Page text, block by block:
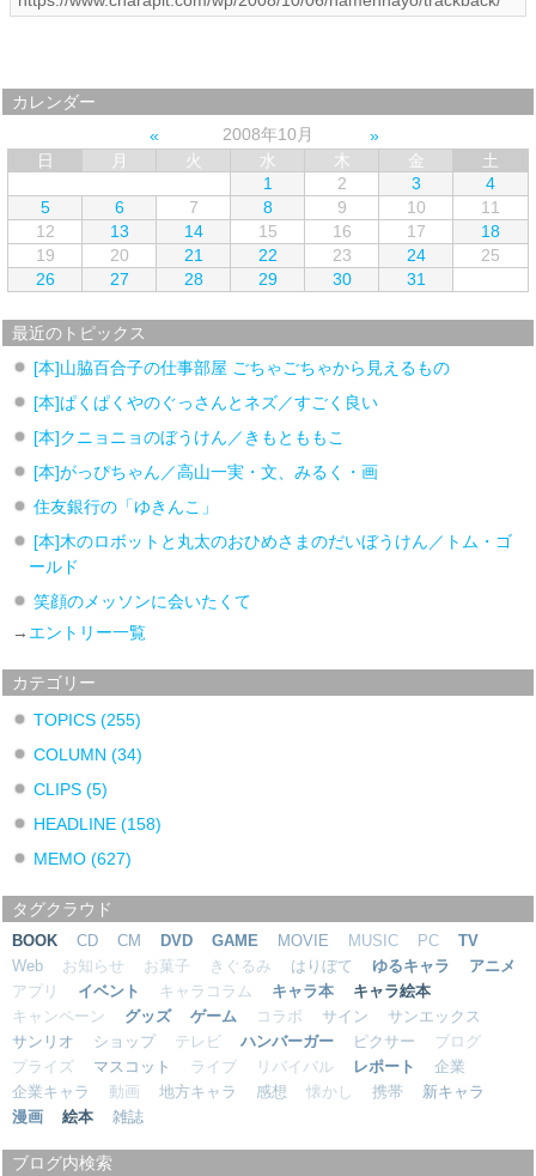
カレンダー
2008年10月
日
月 火 水 木 金
土
1
2 3
4
5
6 7 8 9 10
11
12
13 14 15 16 17
18
19
20 21 22 23 24
25
26
27 28 29 30 31
最近のトピックス
[本]山脇百合子の仕事部屋 ごちゃごちゃから見えるもの
[本]ぱくぱくやのぐっさんとネズ／すごく良い
[本]クニョニョのぼうけん／きもとももこ
[本]がっぴちゃん／高山一実・文、みるく・画
住友銀行の「ゆきんこ」
[本]木のロボットと丸太のおひめさまのだいぼうけん／トム・ゴ
ールド
笑顔のメッソンに会いたくて
→ エントリー一覧
カテゴリー
TOPICS (255)
COLUMN (34)
CLIPS (5)
HEADLINE (158)
MEMO (627)
タグクラウド
BOOK CD CM DVD GAME MOVIE MUSIC PC
TV
Web
お知らせ お菓子 きぐるみ はりぼて ゆるキャラ
アニメ
アプリ
イベント キャラコラム キャラ本
キャラ絵本
キャンペーン
グッズ ゲーム コラボ サイン
サンエックス
サンリオ
ショップ テレビ ハンバーガー ピクサー
ブログ
プライズ
マスコット ライブ リバイバル レポート
企業
企業キャラ
動画 地方キャラ 感想 懐かし 携帯
新キャラ
漫画
絵本 雑誌
ブログ内検索